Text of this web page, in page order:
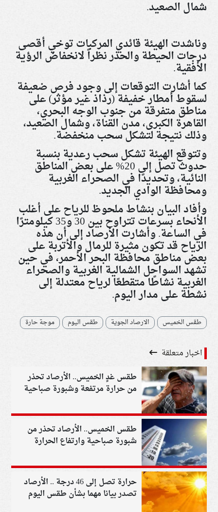
شمال الصعيد.
وناشدت الهيئة قائدي المركبات توخي أقصى
درجات الحيطة والحذر نظراً لانخفاض الرؤية
الأفقية.
كما أشارت التوقعات إلى وجود فرص ضعيفة
لسقوط أمطار خفيفة (رذاذ غير مؤثر) على
مناطق متفرقة من جنوب الوجه البحري،
القاهرة الكبرى، مدن القناة، وشمال الصعيد،
وذلك نتيجة لتشكل سحب منخفضة.
وتتوقع الهيئة تشكل سحب رعدية بنسبة
حدوث تصل إلى 20% على بعض المناطق
النائية، وتحديدًا في الصحراء الغربية
ومحافظة الوادي الجديد.
وأفاد البيان بنشاط ملحوظ للرياح على أغلب
الأنحاء بسرعات تتراوح بين 30 و35 كيلومترًا
في الساعة. وأشارت الأرصاد إلى أن هذه
الرياح قد تكون مثيرة للرمال والأتربة على
بعض مناطق محافظة البحر الأحمر، في حين
تشهد السواحل الشمالية الغربية والصحراء
الغربية نشاطًا متقطعًا لرياح معتدلة إلى
نشطة على مدار اليوم.
طقس الخميس الارصاد الجوية طقس اليوم موجة حارة
اخبار متعلقة
طقس غدٍ الخميس.. الأرصاد تحذر
من حرارة مرتفعة وشبورة صباحية
طقس الخميس.. الأرصاد تحذر من
شبورة صباحية وارتفاع الحرارة
حرارة تصل إلى 46 درجة .. الأرصاد
تصدر بيانا مهما بشأن طقس اليوم